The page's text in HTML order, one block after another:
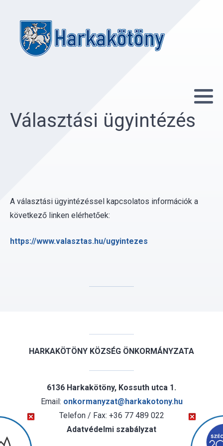
Választási ügyintézés
A választási ügyintézéssel kapcsolatos információk a
következő linken elérhetőek:
https://www.valasztas.hu/ugyintezes
HARKAKÖTÖNY KÖZSÉG ÖNKORMÁNYZATA
6136 Harkakötöny, Kossuth utca 1.
Email: onkormanyzat@harkakotony.hu
Telefon / Fax: +36 77 489 022
Adatvédelmi szabályzat